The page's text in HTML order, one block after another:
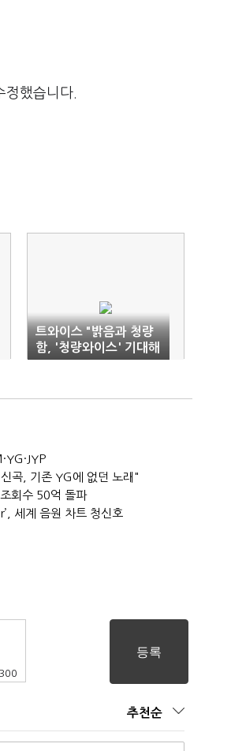
했습니다.
트와이스 "밝음과 청량
함, '청량와이스' 기대해
주세요"
곡, 기존 YG에 없던 노래"
회수 50억 돌파
세계 음원 차트 청신호
추천순